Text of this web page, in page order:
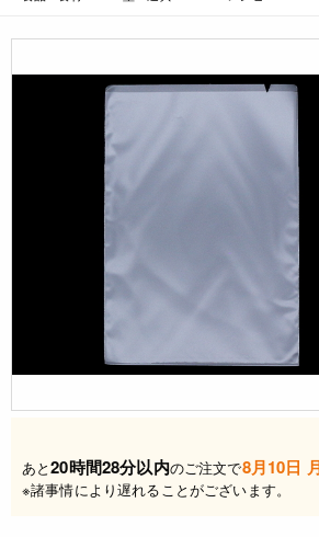
あと20時間28分以内のご注文で8月10日
※諸事情により遅れることがございます。